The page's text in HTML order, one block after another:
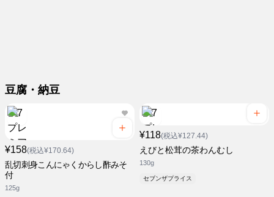
豆腐・納豆
¥158(税込¥170.64)
乱切刺身こんにゃくからし酢みそ
付
125g
¥118(税込¥127.44)
えびと松茸の茶わんむし
130g
セブンザプライス